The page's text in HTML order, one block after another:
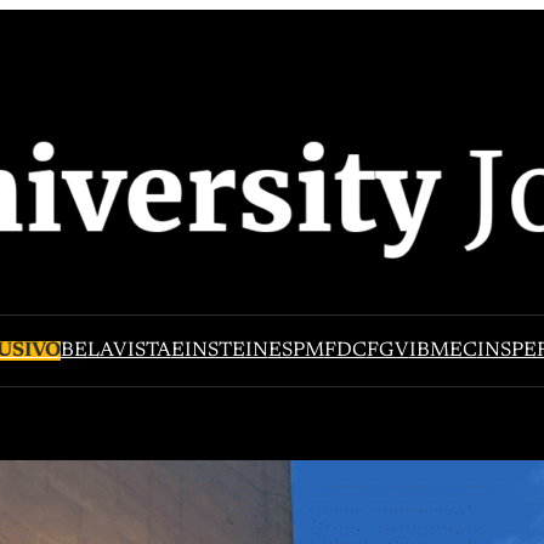
BELAVISTAEINSTEINESPMFDCFGVIBMEC